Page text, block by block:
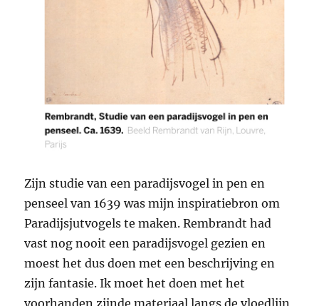
Zijn studie van een paradijsvogel in pen en
penseel van 1639 was mijn inspiratiebron om
Paradijsjutvogels te maken. Rembrandt had
vast nog nooit een paradijsvogel gezien en
moest het dus doen met een beschrijving en
zijn fantasie. Ik moet het doen met het